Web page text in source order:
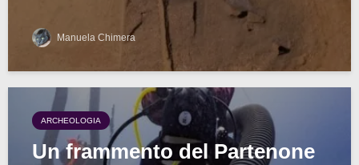
Manuela Chimera
ARCHEOLOGIA
Un frammento del Partenone